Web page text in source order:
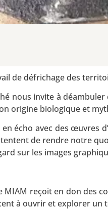
de défrichage des
nous invite à
origine biologique et
écho avec des œuvres
de rendre notre
sur les images
MIAM reçoit en don des
à ouvrir et explorer